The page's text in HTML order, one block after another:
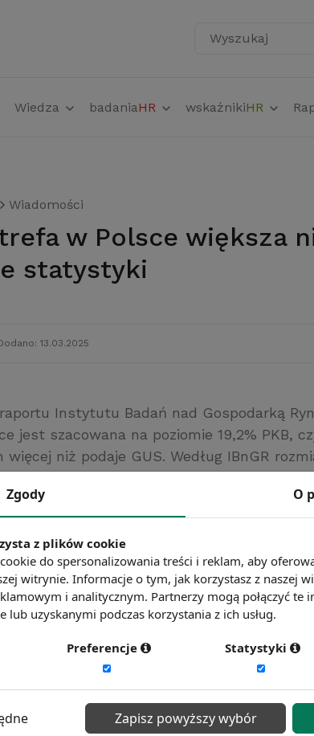
Wyszukaj
Wiedza badaniaHR wskaźnikiHR
Wiadomości
statystyki
13.03.2025
Instytutu Badań nad Gospodarką
jest szacowana na poziomie 19,2% PKB,
więcej niż podaje GUS. Według IBnGR
w 2014 – 19,5%.
nad Gospodarką Rynkową
więcej?Zobacz więcej wiadomości
Zgody O
z plików cookie
do spersonalizowania treści i reklam, aby
witrynie. Informacje o tym, jak korzystasz z naszej
i analitycznym. Partnerzy mogą połączyć
lub uzyskanymi podczas korzystania z ich usług.
Preferencje Statystyki
Zapisz powyższy wybór